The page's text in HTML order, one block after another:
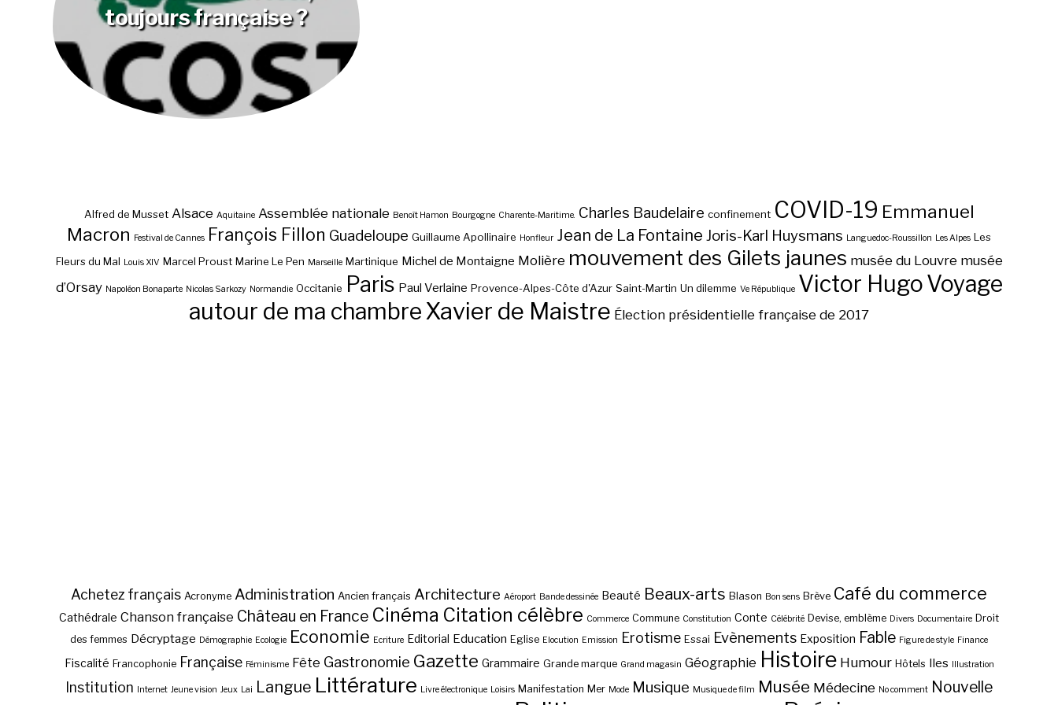
toujours française ?
Alfred de Musset Alsace Aquitaine Assemblée nationale Benoît Hamon Bourgogne Charente-Maritime. Charles Baudelaire confinement COVID-19 Emmanuel
Macron Festival de Cannes François Fillon Guadeloupe Guillaume Apollinaire Honfleur Jean de La Fontaine Joris-Karl Huysmans Languedoc-Roussillon Les Alpes Les
Fleurs du Mal Louis XIV Marcel Proust Marine Le Pen Marseille Martinique Michel de Montaigne Molière mouvement des Gilets jaunes musée du Louvre musée
d’Orsay Napoléon Bonaparte Nicolas Sarkozy Normandie Occitanie Paris Paul Verlaine Provence-Alpes-Côte d'Azur Saint-Martin Un dilemme Ve République Victor HugoVoyage
autour de ma chambreXavier de Maistre Élection présidentielle française de 2017
Achetez français Acronyme Administration Ancien français Architecture Aéroport Bande dessinée Beauté Beaux-arts Blason Bon sens Brève Café du commerce
Cathédrale Chanson française Château en France Cinéma Citation célèbre Commerce Commune Constitution Conte Célébrité Devise, emblème Divers Documentaire Droit
des femmes Décryptage Démographie Ecologie Economie Ecriture Editorial Education Eglise Elocution Emission Erotisme Essai Evènements Exposition Fable Figure de style Finance
Fiscalité Francophonie Française Féminisme Fête Gastronomie Gazette Grammaire Grande marque Grand magasin Géographie Histoire Humour Hôtels Iles Illustration
Institution Internet Jeune vision Jeux Lai Langue Littérature Livre électronique Loisirs Manifestation Mer Mode Musique Musique de film Musée Médecine No comment Nouvelle